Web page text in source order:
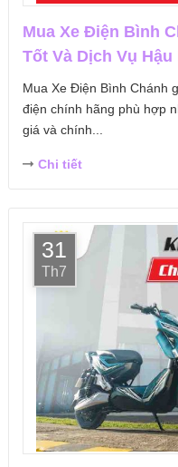
Mua Xe Điện Bình
Tốt Và Dịch Vụ
Mua Xe Điện Bình Chánh
điện chính hãng phù hợp
giá và chính...
Chi tiết
31
Th7